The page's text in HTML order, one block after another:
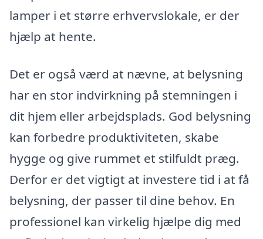
lamper i et større erhvervslokale, er der
hjælp at hente.
Det er også værd at nævne, at belysning
har en stor indvirkning på stemningen i
dit hjem eller arbejdsplads. God belysning
kan forbedre produktiviteten, skabe
hygge og give rummet et stilfuldt præg.
Derfor er det vigtigt at investere tid i at få
belysning, der passer til dine behov. En
professionel kan virkelig hjælpe dig med